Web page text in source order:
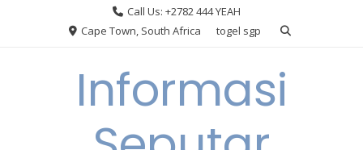
Call Us: +2782 444 YEAH
Cape Town, South Africa
togel sgp
Informasi